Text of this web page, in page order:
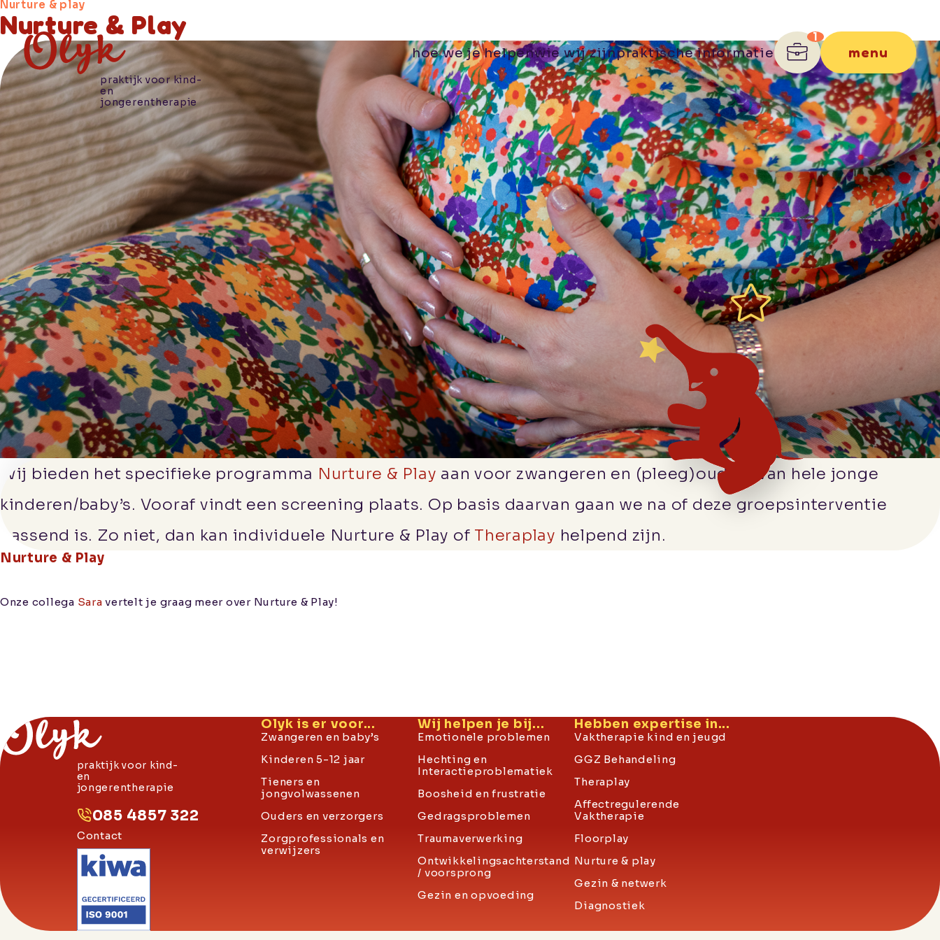
praktijk voor kind-
en
jongerentherapie
hoe we je helpenwie wij zijnpraktische informatie menu
Hoe we je
helpen
Wie wij
zijn
Praktische
informatie
Werken
bij
Contact
Aanmelden
verwijzers
Kwaliteitswaarborging
Nurture & play
Nurture & Play
Wij bieden het specifieke programma Nurture & Play aan voor zwangeren en (pleeg)ouders van hele jonge
kinderen/baby’s. Vooraf vindt een screening plaats. Op basis daarvan gaan we na of deze groepsinterventie
passend is. Zo niet, dan kan individuele Nurture & Play of Theraplay helpend zijn.
Nurture & Play
Onze collega Sara vertelt je graag meer over Nurture & Play!
praktijk voor kind-
en
jongerentherapie
085 4857 322
Contact
Olyk is er voor...
Zwangeren en baby’s
Kinderen 5-12 jaar
Tieners en
jongvolwassenen
Ouders en verzorgers
Zorgprofessionals en
verwijzers
Wij helpen je bij...
Emotionele problemen
Hechting en
Interactieproblematiek
Boosheid en frustratie
Gedragsproblemen
Traumaverwerking
Ontwikkelingsachterstand
/ voorsprong
Gezin en opvoeding
Hebben expertise in...
Vaktherapie kind en jeugd
GGZ Behandeling
Theraplay
Affectregulerende
Vaktherapie
Floorplay
Nurture & play
Gezin & netwerk
Diagnostiek